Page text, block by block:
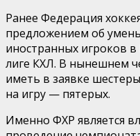
Ранее Федерация
предложением об
иностранных игроков
лиге КХЛ. В нынешнем
иметь в заявке
на игру — пятерых.
Именно ФХР является